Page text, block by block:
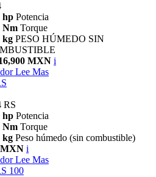
hp Potencia
Nm Torque
kg PESO HÚMEDO SIN
MXN i
Lee Mas
RS
hp Potencia
Nm Torque
kg Peso húmedo (sin combustible)
MXN i
Lee Mas
100